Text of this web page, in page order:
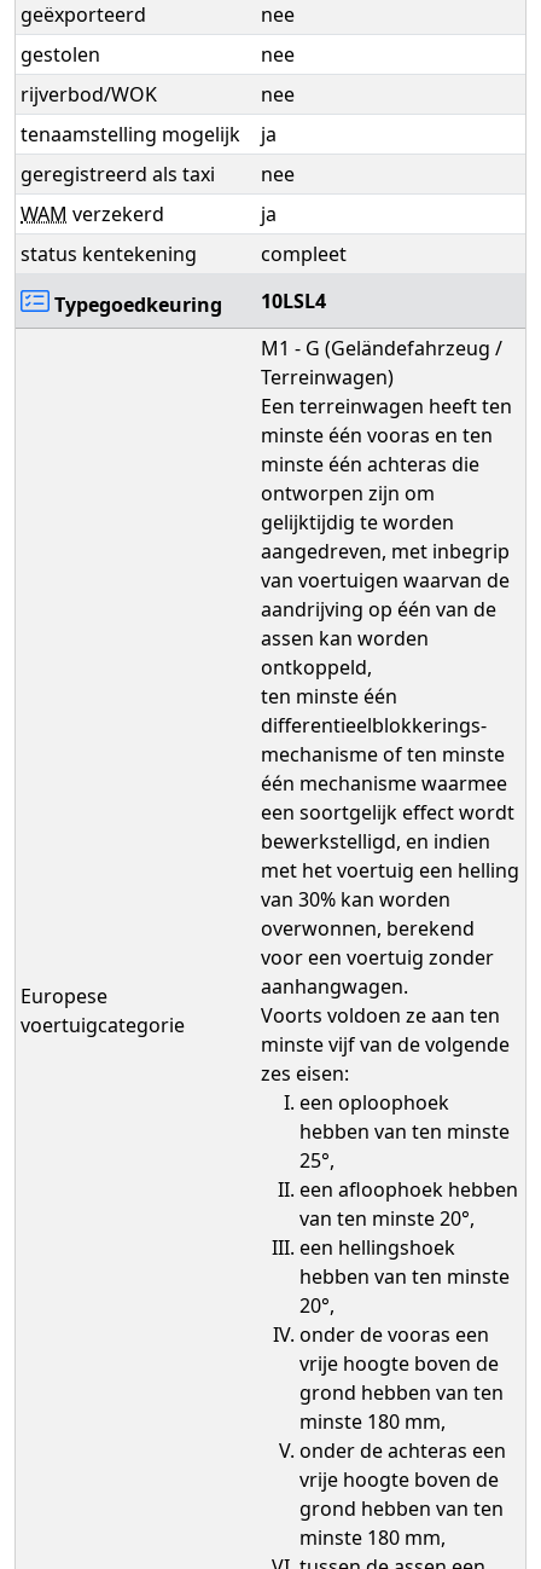
geëxporteerd
nee
gestolen
nee
rijverbod/WOK
nee
tenaamstelling mogelijk
ja
geregistreerd als taxi
nee
WAM verzekerd
ja
status kentekening
compleet
Typegoedkeuring
10LSL4
Europese
voertuigcategorie
M1 - G (Geländefahrzeug /
Terreinwagen)
Een terreinwagen heeft ten
minste één vooras en ten
minste één achteras die
ontworpen zijn om
gelijktijdig te worden
aangedreven, met inbegrip
van voertuigen waarvan de
aandrijving op één van de
assen kan worden
ontkoppeld,
ten minste één
differentieelblokkerings-
mechanisme of ten minste
één mechanisme waarmee
een soortgelijk effect wordt
bewerkstelligd, en indien
met het voertuig een helling
van 30% kan worden
overwonnen, berekend
voor een voertuig zonder
aanhangwagen.
Voorts voldoen ze aan ten
minste vijf van de volgende
zes eisen:
een oploophoek
hebben van ten minste
25°,
een afloophoek hebben
van ten minste 20°,
een hellingshoek
hebben van ten minste
20°,
onder de vooras een
vrije hoogte boven de
grond hebben van ten
minste 180 mm,
onder de achteras een
vrije hoogte boven de
grond hebben van ten
minste 180 mm,